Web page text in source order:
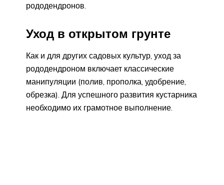
рододендронов.
Уход в открытом грунте
Как и для других садовых культур, уход за
рододендроном включает классические
манипуляции (полив, прополка, удобрение,
обрезка). Для успешного развития кустарника
необходимо их грамотное выполнение.